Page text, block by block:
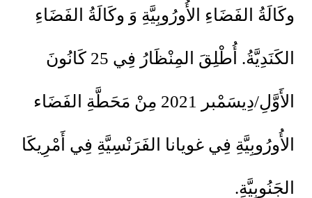
وكَالَةُ الفَضَاءِ الأُورُوبِيَّةِ وَ وكَالَةُ الفَضَاءِ
الكَنَدِيَّةُ. أُطْلِقَ المِنْظَارُ فِي 25 كَانُونَ
الأَوَّلِ/دِيسَمْبر 2021 مِنْ مَحَطَّةِ الفَضَاء
الأُورُوبِيَّةِ فِي غويانا الفَرَنْسِيَّةِ فِي أَمْرِيكَا
الجَنُوبِيَّةِ.